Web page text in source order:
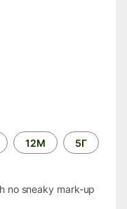
12М 5Г
no sneaky mark-up